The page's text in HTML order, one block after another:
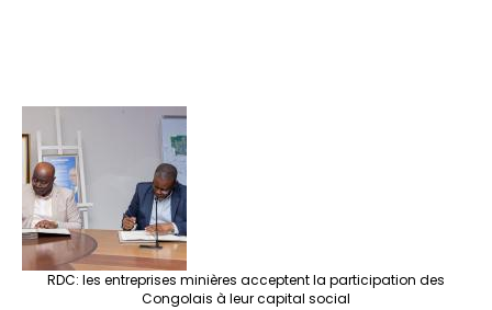
RDC: les entreprises minières acceptent la participation des
Congolais à leur capital social